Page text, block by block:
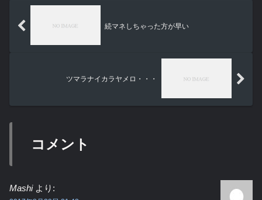
続マネしちゃった方が早い
ツマラナイカラヤメロ・・・
コメント
Mashi より: